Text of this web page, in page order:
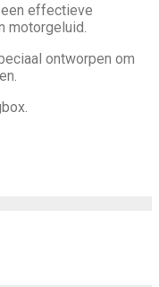
effectieve
motorgeluid.
ontworpen om